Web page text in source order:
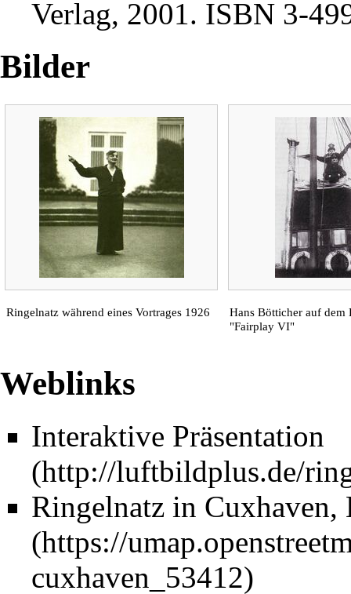
Verlag, 2001. ISBN 3-
Bilder
Ringelnatz während eines Vortrages 1926
Hans Bötticher auf dem
"Fairplay VI"
Weblinks
Interaktive Präsentation
Ringelnatz in